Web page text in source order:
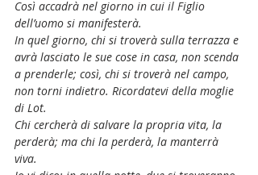
Così accadrà nel giorno in cui il Figlio
dell’uomo si manifesterà.
In quel giorno, chi si troverà sulla terrazza e
avrà lasciato le sue cose in casa, non scenda
a prenderle; così, chi si troverà nel campo,
non torni indietro. Ricordatevi della moglie
di Lot.
Chi cercherà di salvare la propria vita, la
perderà; ma chi la perderà, la manterrà
viva.